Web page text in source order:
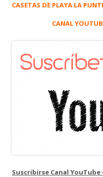
CASETAS DE PLAYA LA
CANAL
Suscribirse Canal